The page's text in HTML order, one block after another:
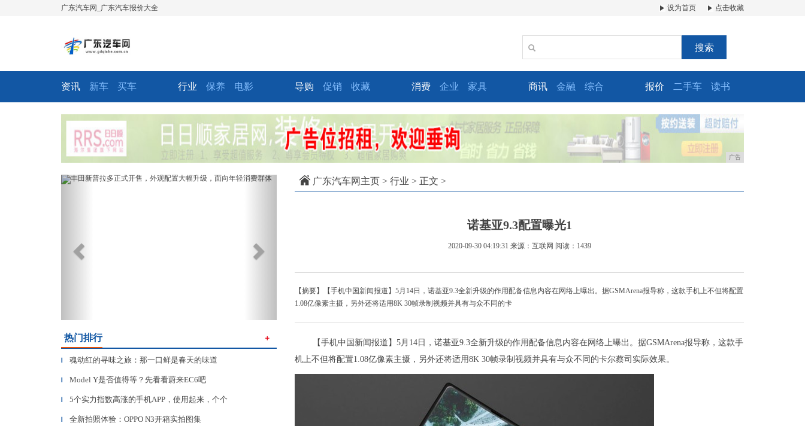
广东汽车网_广东汽车报价大全 设为首页 点击收藏
搜索
资讯 新车 买车 行业 保养 电影 导购 促销 收藏 消费 企业 家具 商讯 金融 综合 报价 二手车 读书
广告
Previous Next
热门排行 ＋
▎ 魂动红的寻味之旅：那一口鲜是春天的味道
▎ Model Y是否值得等？先看看蔚来EC6吧
▎ 5个实力指数高涨的手机APP，使用起来，个个
▎ 全新拍照体验：OPPO N3开箱实拍图集
广东汽车网主页 > 行业 > 正文 >
诺基亚9.3配置曝光1
2020-09-30 04:19:31 来源：互联网 阅读：1439
【摘要】【手机中国新闻报道】5月14日，诺基亚9.3全新升级的作用配备信息内容在网络上曝出。据GSMArena报导称，这款手机上不但将配置
1.08亿像素主摄，另外还将适用8K 30帧录制视频并具有与众不同的卡
【手机中国新闻报道】5月14日，诺基亚9.3全新升级的作用配备信息内容在网络上曝出。据GSMArena报导称，这款手
机上不但将配置1.08亿像素主摄，另外还将适用8K 30帧录制视频并具有与众不同的卡尔蔡司实际效果。